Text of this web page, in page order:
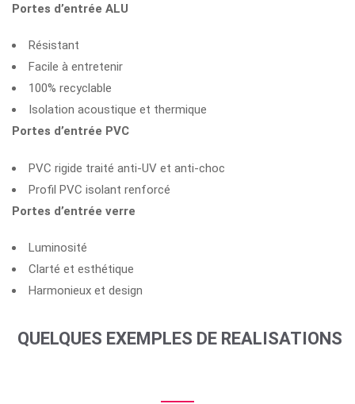
Portes d’entrée ALU
Résistant
Facile à entretenir
100% recyclable
Isolation acoustique et thermique
Portes d’entrée PVC
PVC rigide traité anti-UV et anti-choc
Profil PVC isolant renforcé
Portes d’entrée verre
Luminosité
Clarté et esthétique
Harmonieux et design
QUELQUES EXEMPLES DE REALISATIONS